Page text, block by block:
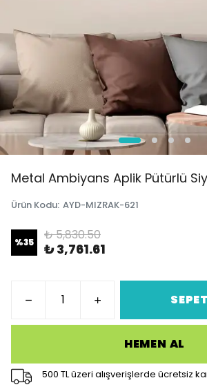
Metal Ambiyans Aplik Pütürlü
Ürün Kodu: AYD-MIZRAK-621
%35 ₺ 5,830.50
₺ 3,761.61
HEMEN AL
500 TL üzeri alışverişlerde ücretsiz